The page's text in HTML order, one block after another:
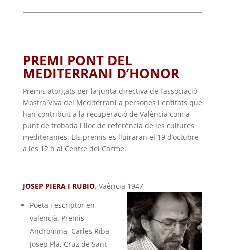
PREMI PONT DEL
MEDITERRANI D’HONOR
Premis atorgats per la junta directiva de l’associació
Mostra Viva del Mediterrani a persones i entitats que
han contribuït a la recuperació de València com a
punt de trobada i lloc de referència de les cultures
mediteranies. Els premis es lluiraran el 19 d’octubre
a les 12 h al Centre del Carme.
JOSEP PIERA I RUBIO, Vaència 1947
Poeta i escriptor en
valencià. Premis
Andròmina, Carles Riba,
Josep Pla, Cruz de Sant